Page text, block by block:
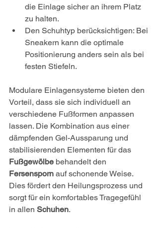
die Einlage sicher an ihrem Platz
zu halten.
Den Schuhtyp berücksichtigen: Bei
Sneakern kann die optimale
Positionierung anders sein als bei
festen Stiefeln.
Modulare Einlagensysteme bieten den
Vorteil, dass sie sich individuell an
verschiedene Fußformen anpassen
lassen. Die Kombination aus einer
dämpfenden Gel-Aussparung und
stabilisierenden Elementen für das
Fußgewölbe behandelt den
Fersensporn auf schonende Weise.
Dies fördert den Heilungsprozess und
sorgt für ein komfortables Tragegefühl
in allen Schuhen.